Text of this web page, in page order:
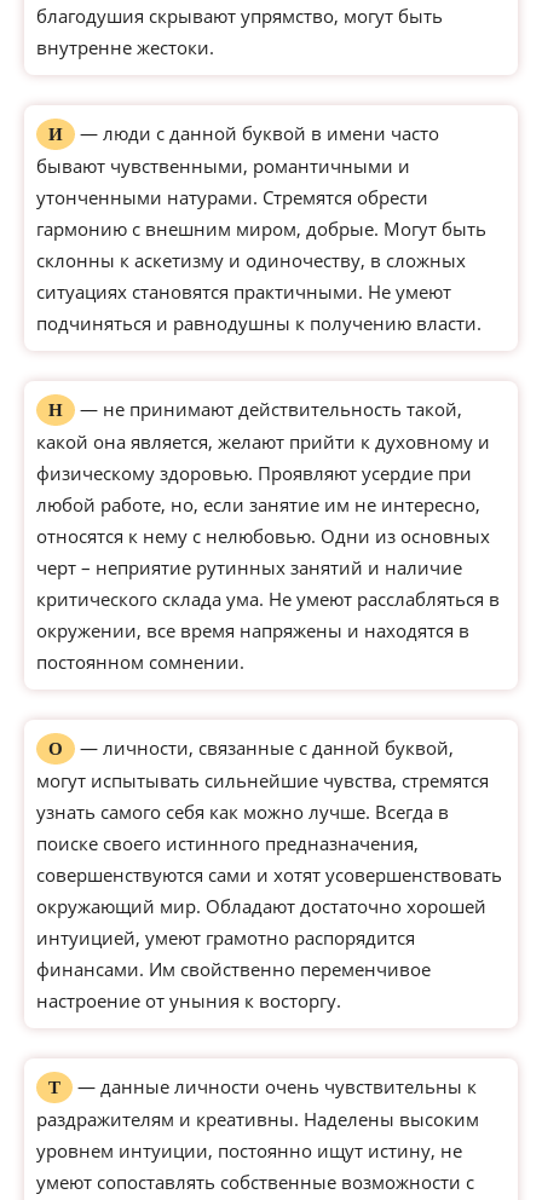
благодушия скрывают упрямство, могут быть
внутренне жестоки.
И
— люди с данной буквой в имени часто
бывают чувственными, романтичными и
утонченными натурами. Стремятся обрести
гармонию с внешним миром, добрые. Могут быть
склонны к аскетизму и одиночеству, в сложных
ситуациях становятся практичными. Не умеют
подчиняться и равнодушны к получению власти.
Н
— не принимают действительность такой,
какой она является, желают прийти к духовному и
физическому здоровью. Проявляют усердие при
любой работе, но, если занятие им не интересно,
относятся к нему с нелюбовью. Одни из основных
черт – неприятие рутинных занятий и наличие
критического склада ума. Не умеют расслабляться в
окружении, все время напряжены и находятся в
постоянном сомнении.
О
— личности, связанные с данной буквой,
могут испытывать сильнейшие чувства, стремятся
узнать самого себя как можно лучше. Всегда в
поиске своего истинного предназначения,
совершенствуются сами и хотят усовершенствовать
окружающий мир. Обладают достаточно хорошей
интуицией, умеют грамотно распорядится
финансами. Им свойственно переменчивое
настроение от уныния к восторгу.
Т
— данные личности очень чувствительны к
раздражителям и креативны. Наделены высоким
уровнем интуиции, постоянно ищут истину, не
умеют сопоставлять собственные возможности с